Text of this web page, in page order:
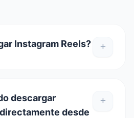
Instagram Reels?
descargar
desde